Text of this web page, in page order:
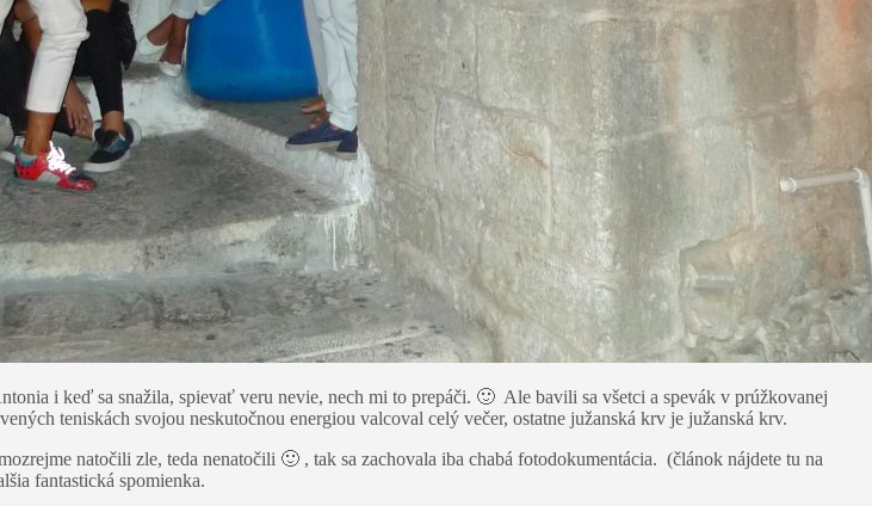
i keď sa snažila, spievať veru nevie, nech mi to prepáči. 🙂 Ale bavili sa všetci a spevák v prúžkovanej
teniskách svojou neskutočnou energiou valcoval celý večer, ostatne južanská krv je južanská krv.
natočili zle, teda nenatočili 🙂 , tak sa zachovala iba chabá fotodokumentácia. (článok nájdete tu na
fantastická spomienka.